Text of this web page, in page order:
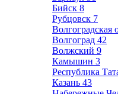
Бийск 8
Рубцовск 7
Волгоградская
Волгоград 42
Волжский 9
Камышин 3
Республика
Казань 43